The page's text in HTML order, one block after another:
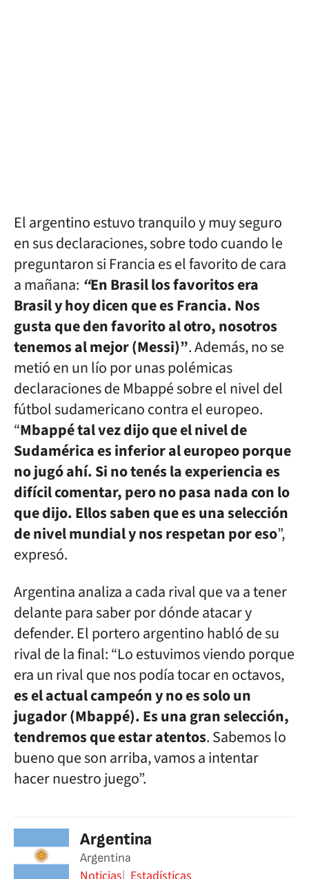
El argentino estuvo tranquilo y muy seguro
en sus declaraciones, sobre todo cuando le
preguntaron si Francia es el favorito de cara
a mañana: “En Brasil los favoritos era
Brasil y hoy dicen que es Francia. Nos
gusta que den favorito al otro, nosotros
tenemos al mejor (Messi)”. Además, no se
metió en un lío por unas polémicas
declaraciones de Mbappé sobre el nivel del
fútbol sudamericano contra el europeo.
“Mbappé tal vez dijo que el nivel de
Sudamérica es inferior al europeo porque
no jugó ahí. Si no tenés la experiencia es
difícil comentar, pero no pasa nada con lo
que dijo. Ellos saben que es una selección
de nivel mundial y nos respetan por eso”,
expresó.
Argentina analiza a cada rival que va a tener
delante para saber por dónde atacar y
defender. El portero argentino habló de su
rival de la final: “Lo estuvimos viendo porque
era un rival que nos podía tocar en octavos,
es el actual campeón y no es solo un
jugador (Mbappé). Es una gran selección,
tendremos que estar atentos. Sabemos lo
bueno que son arriba, vamos a intentar
hacer nuestro juego”.
Argentina
Argentina
Noticias Estadísticas